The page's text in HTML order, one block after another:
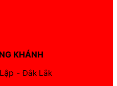
KHÁNH
Lập -Đắk Lắk